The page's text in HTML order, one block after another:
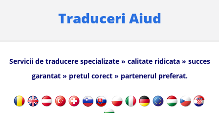
Traduceri Aiud
Servicii de traducere specializate » calitate ridicata » succes
garantat » pretul corect » partenerul preferat.